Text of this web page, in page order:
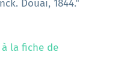
Douai, 1844."
la fiche de